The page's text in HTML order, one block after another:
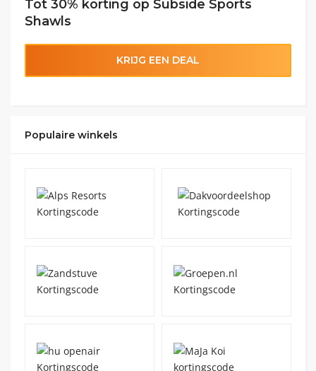
Tot 30% korting op Subside Sports
Shawls
KRIJG EEN DEAL
Populaire winkels